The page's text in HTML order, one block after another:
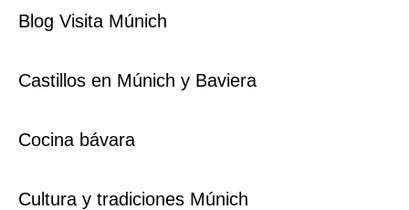
Blog Visita Múnich
Castillos en Múnich y Baviera
Cocina bávara
Cultura y tradiciones Múnich